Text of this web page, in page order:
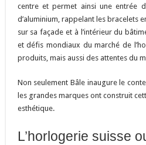
centre et permet ainsi une entrée
d’aluminium, rappelant les bracelets
sur sa façade et à l’intérieur du
et défis mondiaux du marché de
produits, mais aussi des attentes du
Non seulement Bâle inaugure le
les grandes marques ont construit
esthétique.
L’horlogerie suisse